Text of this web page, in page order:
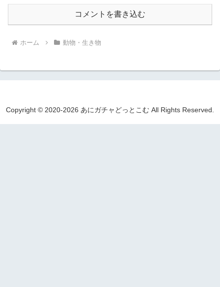
コメントを書き込む
ホーム 動物・生き物
Copyright © 2020-2026 あにガチャどっとこむ All Rights Reserved.